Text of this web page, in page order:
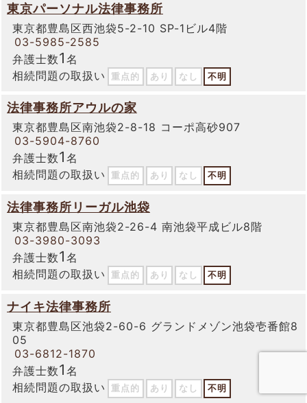
東京パーソナル法律事務所
東京都豊島区西池袋5-2-10 SP-1ビル4階
03-5985-2585
弁護士数1 名
相続問題の取扱い
重点的 あり なし 不明
法律事務所アウルの家
東京都豊島区南池袋2-8-18 コーポ高砂907
03-5904-8760
弁護士数1 名
相続問題の取扱い
重点的 あり なし 不明
法律事務所リーガル池袋
東京都豊島区南池袋2-26-4 南池袋平成ビル8階
03-3980-3093
弁護士数1 名
相続問題の取扱い
重点的 あり なし 不明
ナイキ法律事務所
東京都豊島区池袋2-60-6 グランドメゾン池袋壱番館8
05
03-6812-1870
弁護士数1 名
相続問題の取扱い
重点的 あり なし 不明